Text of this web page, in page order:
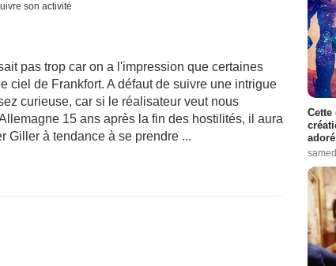
son activité
pas trop car on a l'impression que certaines
ciel de Frankfort. A défaut de suivre une intrigue
curieuse, car si le réalisateur veut nous
15 ans après la fin des hostilités, il aura
Giller à tendance à se prendre ...
Cette